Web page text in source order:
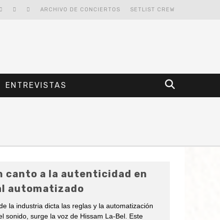
SETLIST CREW
ARCHIVO DE CONCIERTOS
ENTREVISTAS
canto a la autenticidad en
automatizado
la industria dicta las reglas y la automatización
sonido, surge la voz de Hissam La-Bel. Este